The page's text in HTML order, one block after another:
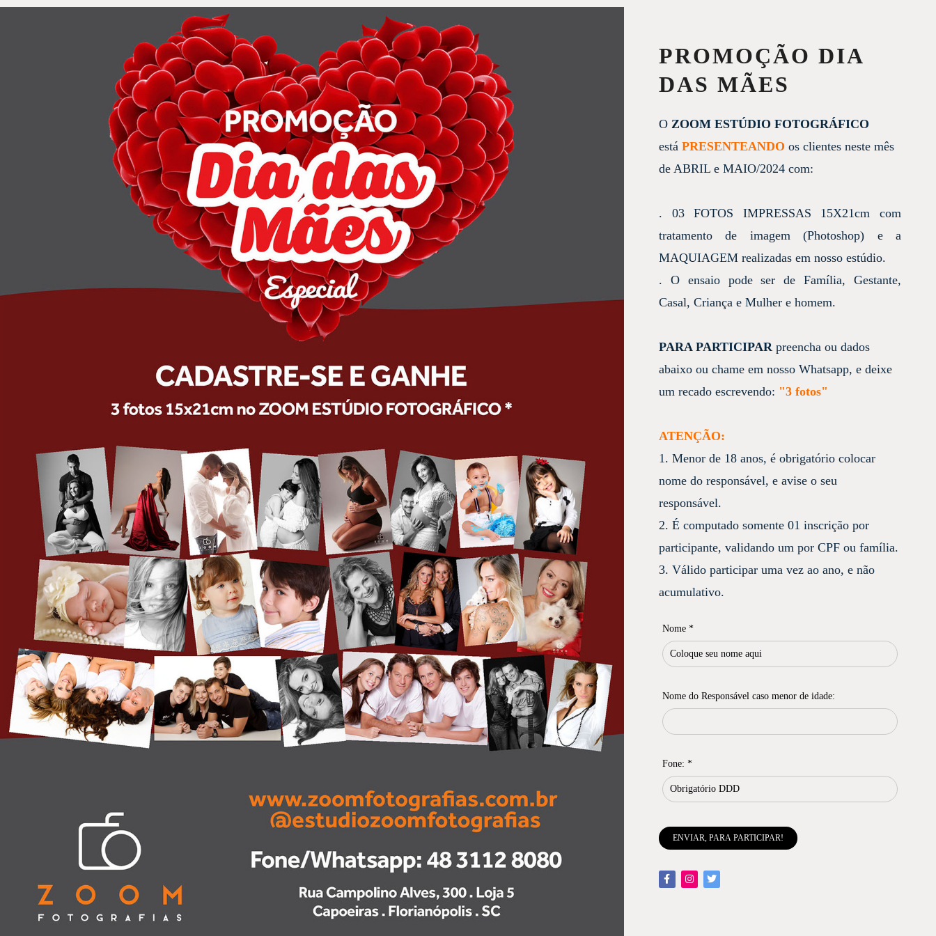
PROMOÇÃO DIA
DAS MÃES
OZOOM ESTÚDIO FOTOGRÁFICO
está PRESENTEANDO os clientes neste mês
de ABRIL e MAIO/2024 com:
. 03 FOTOS IMPRESSAS 15X21cm com
tratamento de imagem (Photoshop) e a
MAQUIAGEM realizadas em nosso estúdio.
. O ensaio pode ser de Família, Gestante,
Casal, Criança e Mulher e homem.
PARA PARTICIPAR preencha ou dados
abaixo ou chame em nosso Whatsapp, e deixe
um recado escrevendo: "3 fotos"
ATENÇÃO:
1. Menor de 18 anos, é obrigatório colocar
nome do responsável, e avise o seu
responsável.
2. É computado somente 01 inscrição por
participante, validando um por CPF ou família.
3. Válido participar uma vez ao ano, e não
acumulativo.
Nome *
Nome do Responsável caso menor de idade:
Fone: *
ENVIAR, PARA PARTICIPAR!